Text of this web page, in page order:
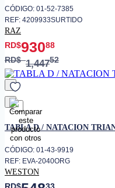
CÓDIGO: 01-52-7385
REF: 4209933SURTIDO
RAZ
RD$93088
RD$1,44752
favorito
TABLA D / NATACION
CÓDIGO: 01-43-9919
REF: EVA-2040ORG
WESTON